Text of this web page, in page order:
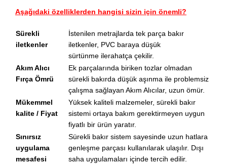
Aşağıdaki özelliklerden hangisi sizin için önemli?
Sürekli
iletkenler
İstenilen metrajlarda tek parça bakır
iletkenler, PVC baraya düşük
sürtünme ilerahatça çekilir.
Akım Alıcı
Fırça Ömrü
Ek parçalarında biriken tozlar olmadan
sürekli bakırda düşük aşınma ile problemsiz
çalışma sağlayan Akım Alıcılar, uzun ömür.
Mükemmel
kalite / Fiyat
Yüksek kaliteli malzemeler, sürekli bakır
sistemi ortaya bakım gerektirmeyen uygun
fiyatlı bir ürün yaratır.
Sınırsız
uygulama
mesafesi
Sürekli bakır sistem sayesinde uzun hatlara
genleşme parçası kullanılarak ulaşılır. Dışı
saha uygulamaları içinde tercih edilir.